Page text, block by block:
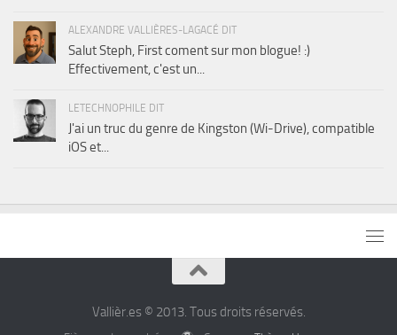
ALEXANDRE VALLIÈRES-LAGACÉ DIT
Salut Steph, First coment sur mon blogue! :)
Effectivement, c'est un...
LETECHNOPHILE DIT
J'ai un truc du genre de Kingston (Wi-Drive), compatible
iOS et...
Vallièr.es © 2013. Tous droits réservés.